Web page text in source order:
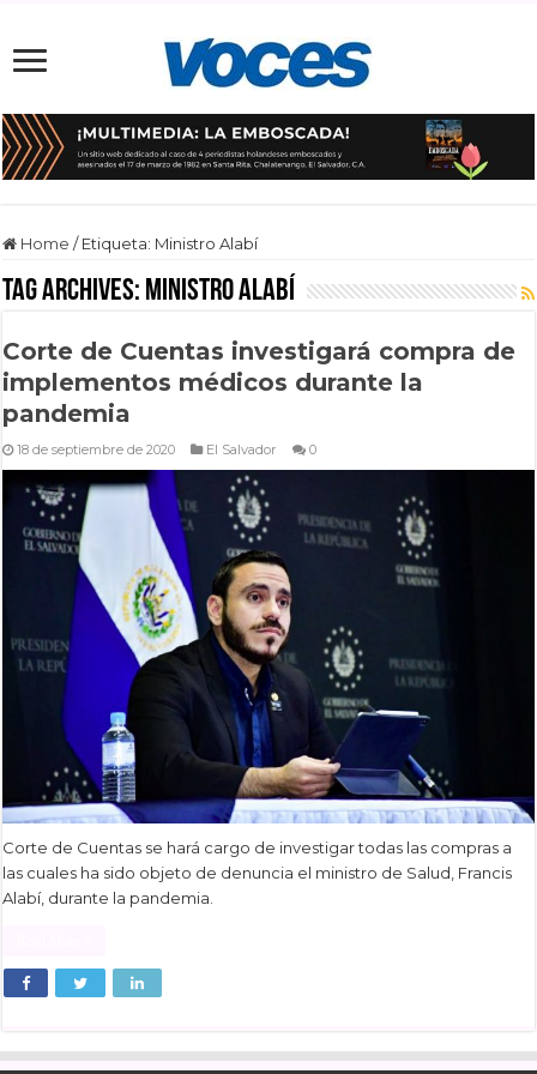
Home / Etiqueta: Ministro Alabí
Tag Archives: Ministro Alabí
Corte de Cuentas investigará compra de
implementos médicos durante la
pandemia
18 de septiembre de 2020 El Salvador 0
Corte de Cuentas se hará cargo de investigar todas las compras a
las cuales ha sido objeto de denuncia el ministro de Salud, Francis
Alabí, durante la pandemia.